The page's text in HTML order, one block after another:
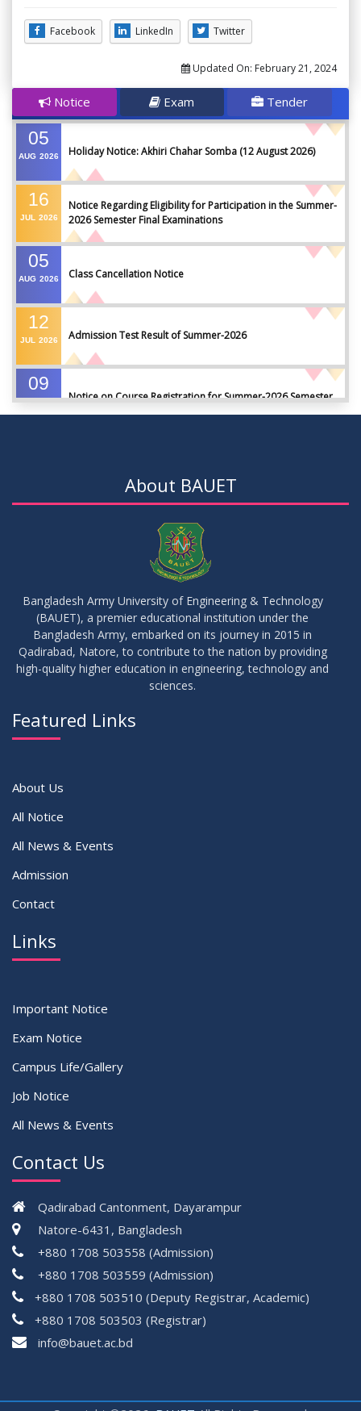
Facebook LinkedIn Twitter
Updated On: February 21, 2024
Notice Exam Tender
05
AUG 2026 Holiday Notice: Akhiri Chahar Somba (12 August 2026)
16
JUL 2026
Notice Regarding Eligibility for Participation in the Summer-
2026 Semester Final Examinations
05
AUG 2026 Class Cancellation Notice
12
JUL 2026 Admission Test Result of Summer-2026
09
Notice on Course Registration for Summer-2026 Semester
05
Notice on Adherence to University Rules and Discipline
17
JUN 2026
Notice on Adherence to the New Dress Code for the
Students
About BAUET
Bangladesh Army University of Engineering & Technology
(BAUET), a premier educational institution under the
Bangladesh Army, embarked on its journey in 2015 in
Qadirabad, Natore, to contribute to the nation by providing
high-quality higher education in engineering, technology and
sciences.
Featured Links
About Us
All Notice
All News & Events
Admission
Contact
Links
Important Notice
Exam Notice
Campus Life/Gallery
Job Notice
All News & Events
Contact Us
Qadirabad Cantonment, Dayarampur
Natore-6431, Bangladesh
+880 1708 503558 (Admission)
+880 1708 503559 (Admission)
+880 1708 503510 (Deputy Registrar, Academic)
+880 1708 503503 (Registrar)
çevrimsizinfo@bauet.ac.bd